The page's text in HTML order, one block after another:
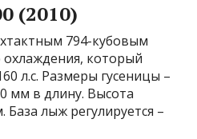
(2010)
794-кубовым
который
л.с. Размеры гусеницы –
мм в длину. Высота
лыж регулируется –